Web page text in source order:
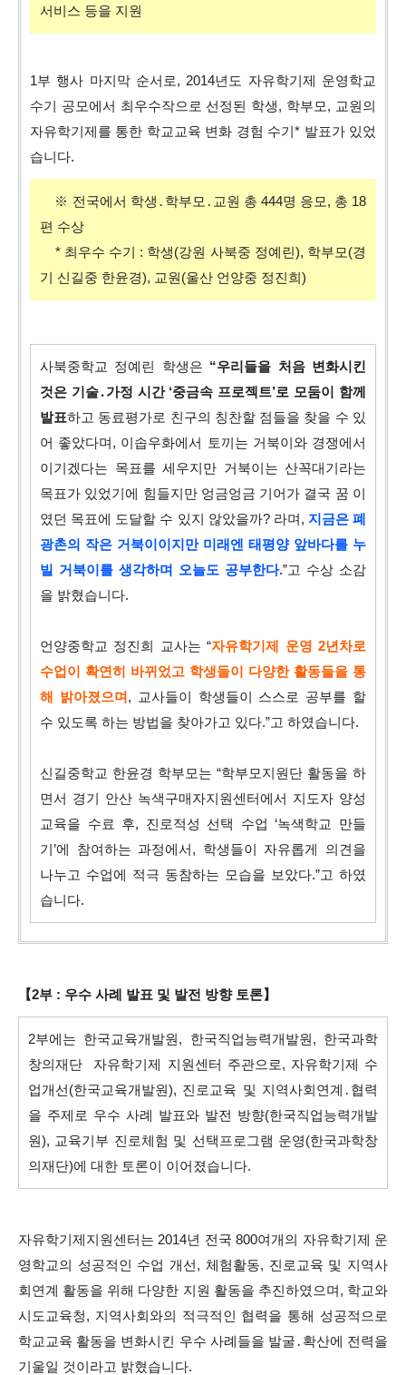
서비스 등을 지원
1부 행사 마지막 순서로, 2014년도 자유학기제 운영학교
수기 공모에서 최우수작으로 선정된 학생, 학부모, 교원의
자유학기제를 통한 학교교육 변화 경험 수기* 발표가 있었
습니다.
※ 전국에서 학생․학부모․교원 총 444명 응모, 총 18
편 수상
* 최우수 수기 : 학생(강원 사북중 정예린), 학부모(경
기 신길중 한윤경), 교원(울산 언양중 정진희)
사북중학교 정예린 학생은 “우리들을 처음 변화시킨
것은 기술․가정 시간 ‘중금속 프로젝트’로 모둠이 함께
발표하고 동료평가로 친구의 칭찬할 점들을 찾을 수 있
어 좋았다며, 이솝우화에서 토끼는 거북이와 경쟁에서
이기겠다는 목표를 세우지만 거북이는 산꼭대기라는
목표가 있었기에 힘들지만 엉금엉금 기어가 결국 꿈 이
였던 목표에 도달할 수 있지 않았을까? 라며, 지금은 폐
광촌의 작은 거북이이지만 미래엔 태평양 앞바다를 누
빌 거북이를 생각하며 오늘도 공부한다.”고 수상 소감
을 밝혔습니다.
언양중학교 정진희 교사는 “자유학기제 운영 2년차로
수업이 확연히 바뀌었고 학생들이 다양한 활동들을 통
해 밝아졌으며, 교사들이 학생들이 스스로 공부를 할
수 있도록 하는 방법을 찾아가고 있다.”고 하였습니다.
신길중학교 한윤경 학부모는 “학부모지원단 활동을 하
면서 경기 안산 녹색구매자지원센터에서 지도자 양성
교육을 수료 후, 진로적성 선택 수업 ‘녹색학교 만들
기’에 참여하는 과정에서, 학생들이 자유롭게 의견을
나누고 수업에 적극 동참하는 모습을 보았다.”고 하였
습니다.
【2부 : 우수 사례 발표 및 발전 방향 토론】
2부에는 한국교육개발원, 한국직업능력개발원, 한국과학
창의재단 자유학기제 지원센터 주관으로, 자유학기제 수
업개선(한국교육개발원), 진로교육 및 지역사회연계․협력
을 주제로 우수 사례 발표와 발전 방향(한국직업능력개발
원), 교육기부 진로체험 및 선택프로그램 운영(한국과학창
의재단)에 대한 토론이 이어졌습니다.
자유학기제지원센터는 2014년 전국 800여개의 자유학기제 운
영학교의 성공적인 수업 개선, 체험활동, 진로교육 및 지역사
회연계 활동을 위해 다양한 지원 활동을 추진하였으며, 학교와
시도교육청, 지역사회와의 적극적인 협력을 통해 성공적으로
학교교육 활동을 변화시킨 우수 사례들을 발굴․확산에 전력을
기울일 것이라고 밝혔습니다.